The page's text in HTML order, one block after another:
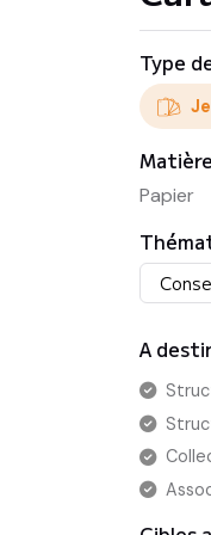
Type
Papier
A